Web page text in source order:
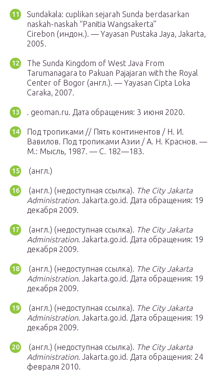
Sundakala: cuplikan sejarah Sunda berdasarkan
naskah-naskah “Panitia Wangsakerta”
Cirebon (индон.). — Yayasan Pustaka Jaya, Jakarta,
2005.
The Sunda Kingdom of West Java From
Tarumanagara to Pakuan Pajajaran with the Royal
Center of Bogor (англ.). — Yayasan Cipta Loka
Caraka, 2007.
. geoman.ru. Дата обращения: 3 июня 2020.
Под тропиками // Пять континентов / Н. И.
Вавилов. Под тропиками Азии / А. Н. Краснов. —
М.: Мысль, 1987. — С. 182—183.
(англ.)
(англ.) (недоступная ссылка). The City Jakarta
Administration. Jakarta.go.id. Дата обращения: 19
декабря 2009.
(англ.) (недоступная ссылка). The City Jakarta
Administration. Jakarta.go.id. Дата обращения: 19
декабря 2009.
(англ.) (недоступная ссылка). The City Jakarta
Administration. Jakarta.go.id. Дата обращения: 19
декабря 2009.
(англ.) (недоступная ссылка). The City Jakarta
Administration. Jakarta.go.id. Дата обращения: 19
декабря 2009.
(англ.) (недоступная ссылка). The City Jakarta
Administration. Jakarta.go.id. Дата обращения: 24
февраля 2010.